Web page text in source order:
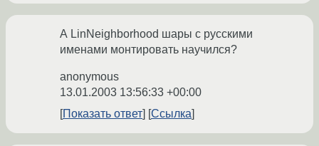
А LinNeighborhood шары с русскими
именами монтировать научился?
anonymous
13.01.2003 13:56:33 +00:00
Показать ответ
Ссылка